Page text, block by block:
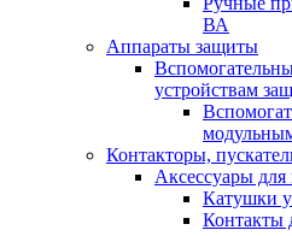
ВА
Аппараты защиты
устройствам
Контакторы,
Аксессуары для
Катушки
Контакты